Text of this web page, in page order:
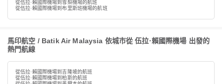
從伍拉·賴國際機場到雪梨機場的航班
從伍拉·賴國際機場到布里斯班機場的航班
馬印航空 / Batik Air Malaysia 依城市從 伍拉·賴國際機場 出發的
熱門航線
從伍拉·賴國際機場到吉隆坡的航班
從伍拉·賴國際機場到柏斯的航班